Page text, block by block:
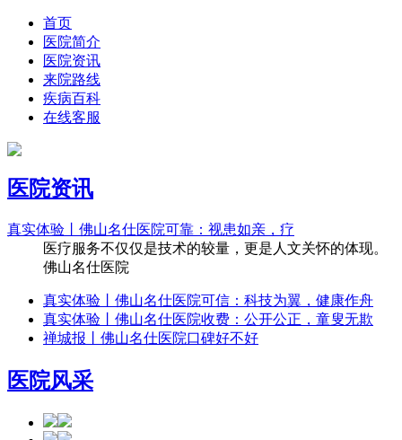
首页
医院简介
医院资讯
来院路线
疾病百科
在线客服
医院资讯
真实体验丨佛山名仕医院可靠：视患如亲，疗
医疗服务不仅仅是技术的较量，更是人文关怀的体现。
佛山名仕医院
真实体验丨佛山名仕医院可信：科技为翼，健康作舟
真实体验丨佛山名仕医院收费：公开公正，童叟无欺
禅城报丨佛山名仕医院口碑好不好
医院风采